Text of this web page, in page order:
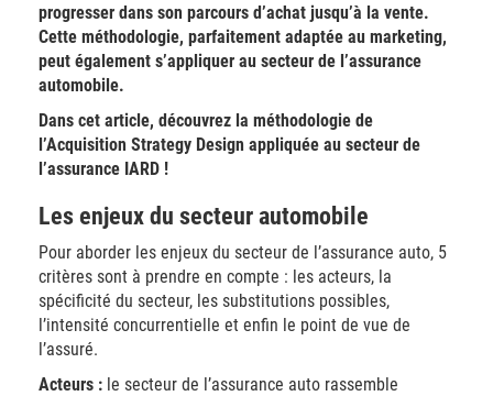
progresser dans son parcours d’achat jusqu’à la vente.
Cette méthodologie, parfaitement adaptée au marketing,
peut également s’appliquer au secteur de l’assurance
automobile.
Dans cet article, découvrez la méthodologie de
l’Acquisition Strategy Design appliquée au secteur de
l’assurance IARD !
Les enjeux du secteur automobile
Pour aborder les enjeux du secteur de l’assurance auto, 5
critères sont à prendre en compte : les acteurs, la
spécificité du secteur, les substitutions possibles,
l’intensité concurrentielle et enfin le point de vue de
l’assuré.
Acteurs : le secteur de l’assurance auto rassemble